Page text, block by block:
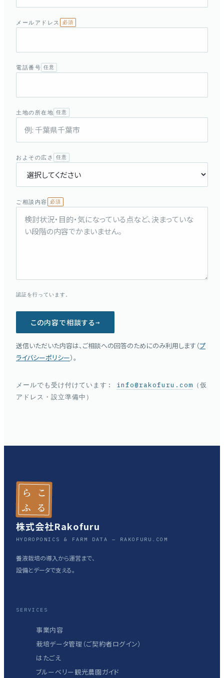
メールアドレス 必須
電話番号 任意
土地の所在地 任意
およその広さ 任意
ご相談内容 必須
認証を行っています。
この内容で相談する→
送信いただいた内容は、ご相談への回答のためにのみ利用します（プ
ライバシーポリシー）。
メールでも受け付けています: info@rakofuru.com （仮
アドレス・設立準備中）
ら こ
ふ る
株式会社Rakofuru
HYDROPONICS & FARM DATA — RAKOFURU.COM
養液栽培の導入から運営まで、
設備とデータで支える。
SERVICES
事業内容
栽培データ管理（ご契約者ログイン）
はたごえ
ブルーベリー観光農園ガイド